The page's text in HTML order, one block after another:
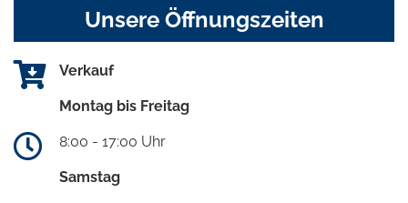
Unsere Öffnungszeiten
Verkauf
Montag bis Freitag
8:00 - 17:00 Uhr
Samstag